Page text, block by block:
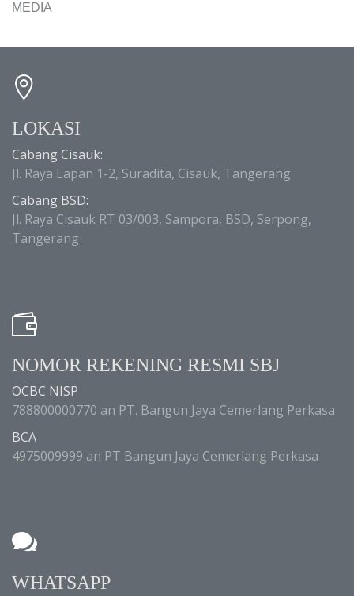
MEDIA
LOKASI
Cabang Cisauk:
Jl. Raya Lapan 1-2, Suradita, Cisauk, Tangerang
Cabang BSD:
Jl. Raya Cisauk RT 03/003, Sampora, BSD, Serpong,
Tangerang
NOMOR REKENING RESMI SBJ
OCBC NISP
788800000770 an PT. Bangun Jaya Cemerlang Perkasa
BCA
4975009999 an PT Bangun Jaya Cemerlang Perkasa
WHATSAPP